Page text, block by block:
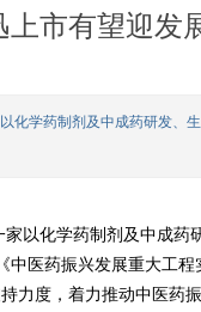
市有望迎发
化学药制剂及中成药研发、
以化学药制剂及中成药
中医药振兴发展重大工程
力度，着力推动中医药振